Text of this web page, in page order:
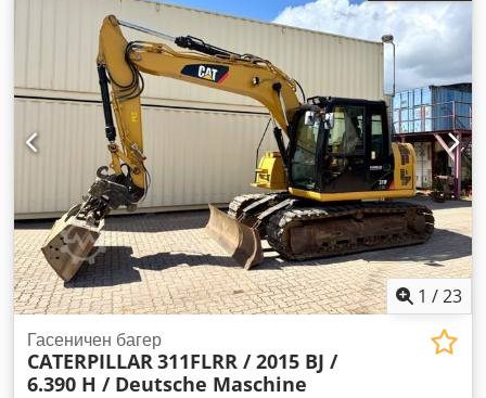
1 /23
Гасеничен багер
CATERPILLAR311FLRR / 2015 BJ /
6.390 H / Deutsche Maschine